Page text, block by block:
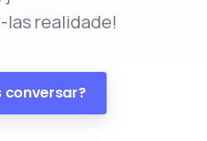
realidade!
conversar?